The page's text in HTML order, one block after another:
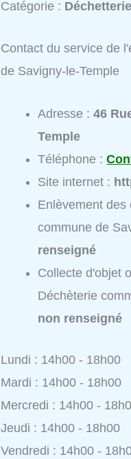
Catégorie : Déchetterie
Contact du service de
de Savigny-le-Temple
Adresse :46
Temple
Téléphone :
Site internet :
Enlèvement des
commune de
renseigné
Collecte d'objet
Déchèterie
non renseigné
Lundi : 14h00 - 18h00
Mardi : 14h00 - 18h00
Mercredi : 14h00 -
Jeudi : 14h00 - 18h00
Vendredi : 14h00 -